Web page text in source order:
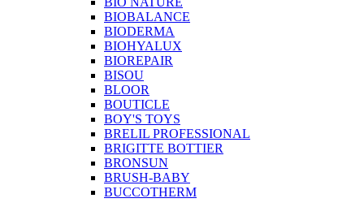
BIOBALANCE
BIODERMA
BIOHYALUX
BIOREPAIR
BISOU
BLOOR
BOUTICLE
BOY'S TOYS
BRELIL PROFESSIONAL
BRIGITTE BOTTIER
BRONSUN
BRUSH-BABY
BUCCOTHERM